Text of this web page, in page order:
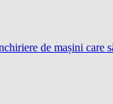
de mașini care